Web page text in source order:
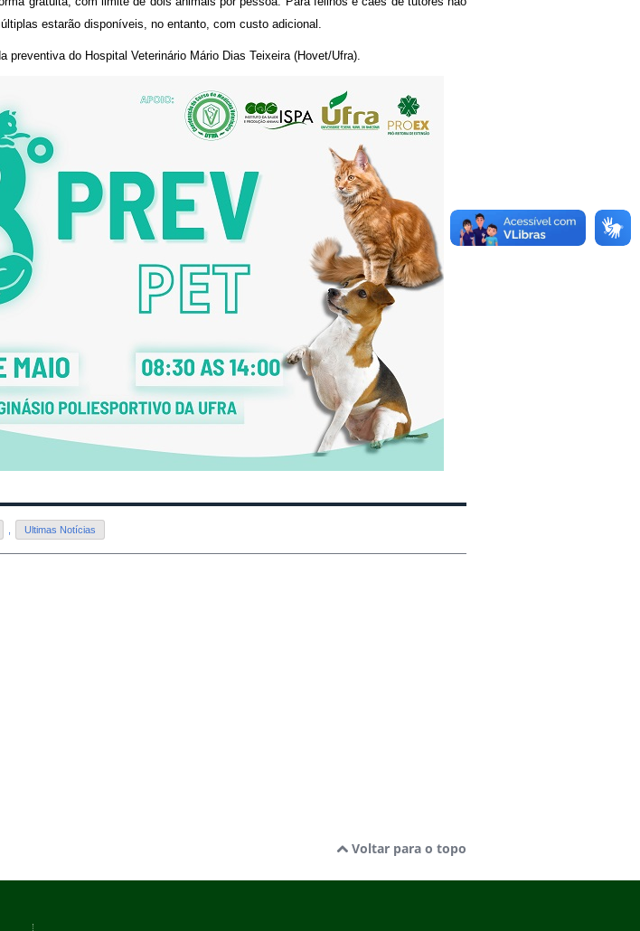
estarão disponíveis, no entanto, com custo adicional.
preventiva do Hospital Veterinário Mário Dias Teixeira (Hovet/Ufra).
Ultimas Notícias
Voltar para o topo